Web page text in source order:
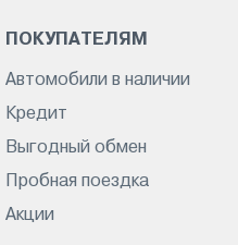
ПОКУПАТЕЛЯМ
Автомобили в наличии
Кредит
Выгодный обмен
Пробная поездка
Акции